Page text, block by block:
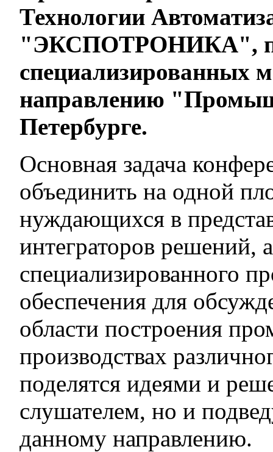
Технологии
"ЭКСПОТРОНИКА",
специализированных
направлению
Петербурге.
Основная задача
объединить на одной
нуждающихся в
интеграторов решений,
специализированного
обеспечения для
области построения
производствах
поделятся идеями и
слушателем, но и
данному направлению.